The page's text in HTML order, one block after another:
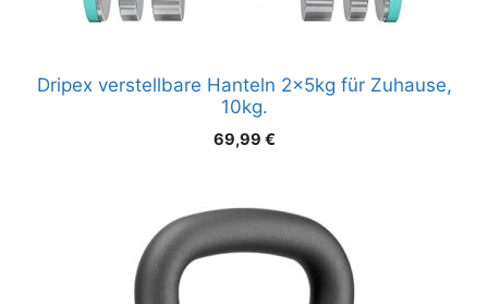
Dripex verstellbare Hanteln 2x5kg für Zuhause,
10kg.
69,99 €